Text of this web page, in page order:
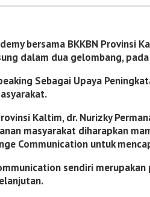
bersama BKKBN
dalam dua gelombang,
Sebagai Upaya
Kaltim, dr. Nurizky
masyarakat diharapkan
Communication untuk
sendiri